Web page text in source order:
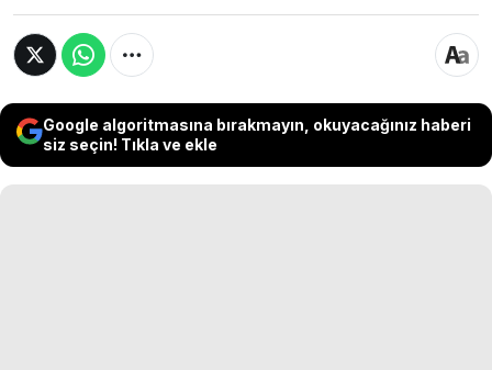
Google algoritmasına bırakmayın, okuyacağınız haberi
siz seçin! Tıkla ve ekle